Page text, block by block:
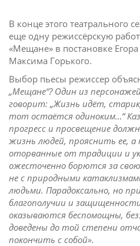
В конце этого театрального
еще одну режиссёрскую
«Мещане» в постановке
Максима Горького.
Выбор пьесы режиссер
„Мещане“? Один из
говорит: „Жизнь идёт,
тот остаётся одиноким…“
прогресс и просвещение
жизнь людей, прояснить ее,
оторванные от традиции и
ожесточенно борются за
не с природными
людьми. Парадоксально, но
благополучии и
оказываются беспомощны,
доведены до той степени
покончить с собой».